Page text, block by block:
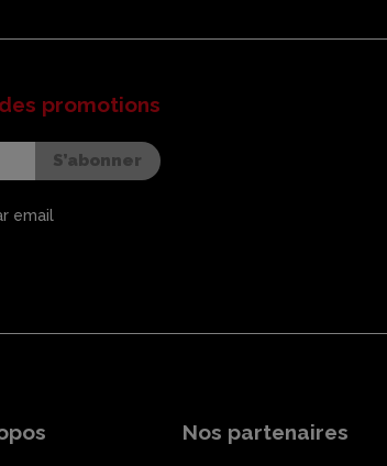
promotions
email
Nos partenaires